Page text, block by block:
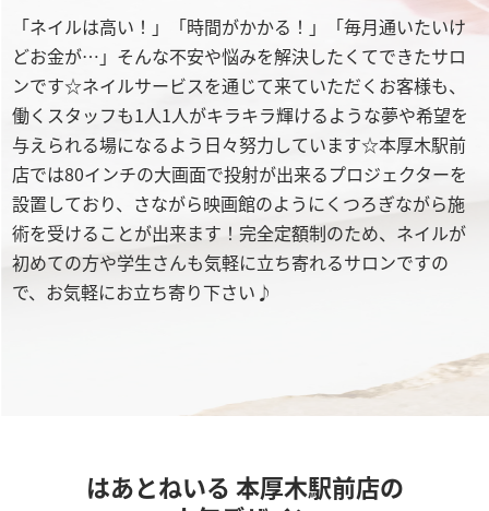
「ネイルは高い！」「時間がかかる！」「毎月通いたいけ
どお金が…」そんな不安や悩みを解決したくてできたサロ
ンです☆ネイルサービスを通じて来ていただくお客様も、
働くスタッフも1人1人がキラキラ輝けるような夢や希望を
与えられる場になるよう日々努力しています☆本厚木駅前
店では80インチの大画面で投射が出来るプロジェクターを
設置しており、さながら映画館のようにくつろぎながら施
術を受けることが出来ます！完全定額制のため、ネイルが
初めての方や学生さんも気軽に立ち寄れるサロンですの
で、お気軽にお立ち寄り下さい♪
はあとねいる 本厚木駅前店の